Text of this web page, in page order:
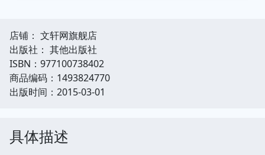
店铺： 文轩网旗舰店
出版社： 其他出版社
ISBN：977100738402
商品编码：1493824770
出版时间：2015-03-01
具体描述